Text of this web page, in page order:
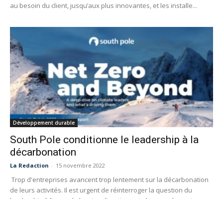
au besoin du client, jusqu’aux plus innovantes, et les installe...
Développement durable
South Pole conditionne le leadership à la
décarbonation
La Redaction - 15 novembre 2022
Trop d'entreprises avancent trop lentement sur la décarbonation
de leurs activités. Il est urgent de réinterroger la question du